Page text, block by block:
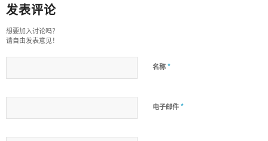
发表评论
想要加入讨论吗？
请自由发表意见！
名称 *
电子邮件 *